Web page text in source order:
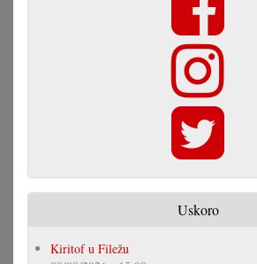
Uskoro
Kiritof u Filežu